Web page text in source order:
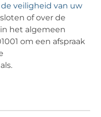
veiligheid van uw
of over de
het algemeen
​​om een ​​afspraak